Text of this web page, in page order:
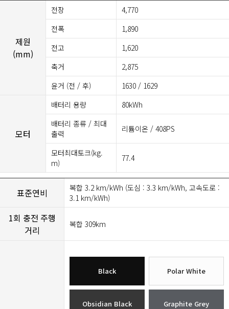
제원
(mm)
전장
4,770
전폭
1,890
전고
1,620
축거
2,875
윤거 (전 / 후)
1630 / 1629
모터
배터리 용량
80kWh
배터리 종류 / 최대
출력
리튬이온 / 408PS
모터최대토크(kg.
m)
77.4
표준연비
복합 3.2 km/kWh (도심 : 3.3 km/kWh, 고속도로 :
3.1 km/kWh)
1회 충전 주행
거리
복합 309km
Black Polar White
Obsidian Black Graphite Grey